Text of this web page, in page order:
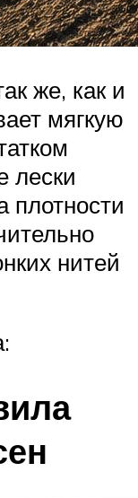
же, как и
мягкую
лески
плотности
нитей